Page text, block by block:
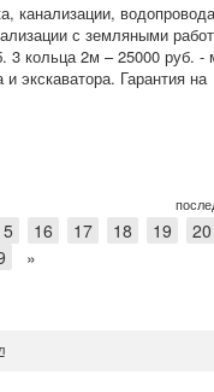
канализации,
с земляными
3 кольца 2м – 25000 руб. -
экскаватора. Гарантия на
16 17 18 19 20
»